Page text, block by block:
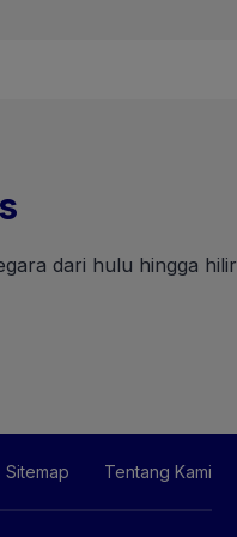
dari hulu hingga hilir
Sitemap Tentang Kami